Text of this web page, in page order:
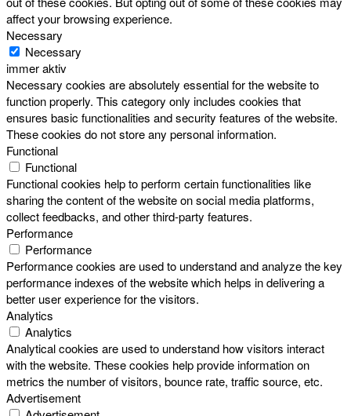
affect your browsing experience.
Necessary
Necessary
immer aktiv
Necessary cookies are absolutely essential for the website to
function properly. This category only includes cookies that
ensures basic functionalities and security features of the website.
These cookies do not store any personal information.
Functional
Functional
Functional cookies help to perform certain functionalities like
sharing the content of the website on social media platforms,
collect feedbacks, and other third-party features.
Performance
Performance
Performance cookies are used to understand and analyze the key
performance indexes of the website which helps in delivering a
better user experience for the visitors.
Analytics
Analytics
Analytical cookies are used to understand how visitors interact
with the website. These cookies help provide information on
metrics the number of visitors, bounce rate, traffic source, etc.
Advertisement